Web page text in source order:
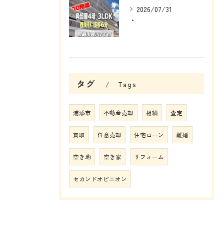
2026/07/31
・
タグ Tags
浦添市 不動産売却 相続 査定
買取 任意売却 住宅ローン 離婚
空き地 空き家 リフォーム
セカンドオピニオン